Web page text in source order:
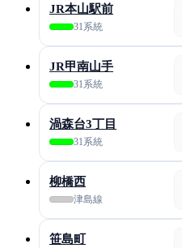
JR本山駅前
31系統
JR甲南山手
31系統
渦森台3丁目
31系統
柳橋西
津島線
笹島町